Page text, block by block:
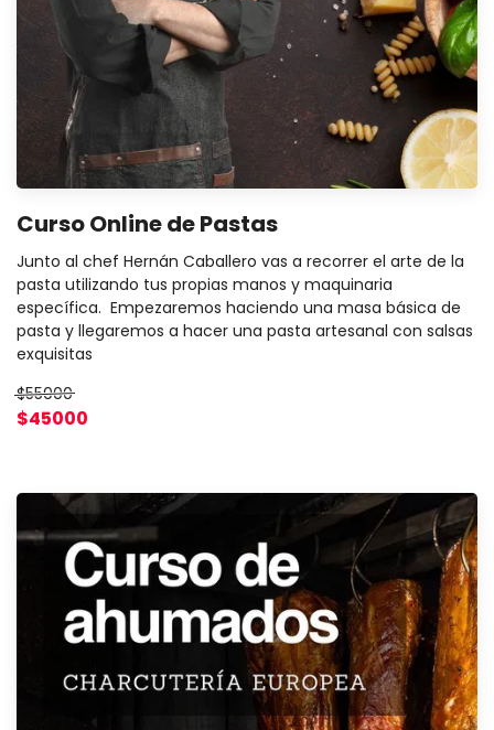
Curso Online de Pastas
Junto al chef Hernán Caballero vas a recorrer el arte de la
pasta utilizando tus propias manos y maquinaria
específica. Empezaremos haciendo una masa básica de
pasta y llegaremos a hacer una pasta artesanal con salsas
exquisitas
$55000
$45000